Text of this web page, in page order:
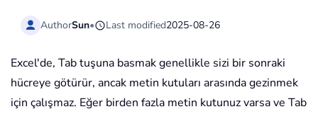
AuthorSun• Last modified2025-08-26
Excel'de, Tab tuşuna basmak genellikle sizi bir sonraki
hücreye götürür, ancak metin kutuları arasında gezinmek
için çalışmaz. Eğer birden fazla metin kutunuz varsa ve Tab